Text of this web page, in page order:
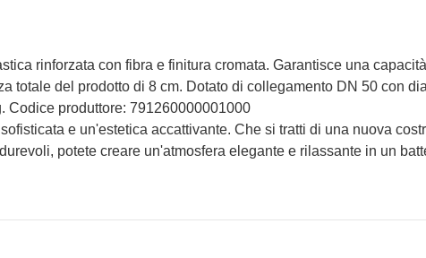
rinforzata con fibra e finitura cromata. Garantisce una
totale del prodotto di 8 cm. Dotato di collegamento DN 50 con
Codice produttore: 791260000001000
e un'estetica accattivante. Che si tratti di una nuova
potete creare un'atmosfera elegante e rilassante in un